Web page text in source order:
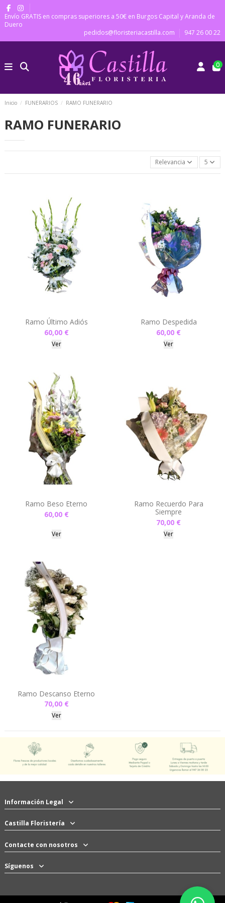
Envío GRATIS en compras superiores a 50€ en Burgos Capital y Aranda de
Duero
pedidos@floristeriacastilla.com
947 26 00 22
0
Inicio FUNERARIOS RAMO FUNERARIO
RAMO FUNERARIO
Relevancia 5
Ramo Último Adiós
60,00 €
Ver
Ramo Despedida
60,00 €
Ver
Ramo Beso Eterno
60,00 €
Ver
Ramo Recuerdo Para
Siempre
70,00 €
Ver
Ramo Descanso Eterno
70,00 €
Ver
Información Legal
Castilla Floristería
Contacte con nosotros
Síguenos